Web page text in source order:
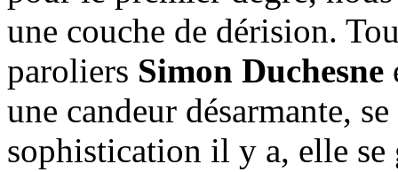
une couche de dérision.
paroliers Simon Duchesne
une candeur désarmante,
sophistication il y a, elle se